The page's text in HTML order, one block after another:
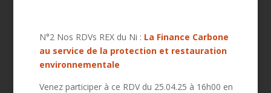
N°2 Nos RDVs REX du Ni : La Finance Carbone
au service de la protection et restauration
environnementale
Venez participer à ce RDV du 25.04.25 à 16h00 en